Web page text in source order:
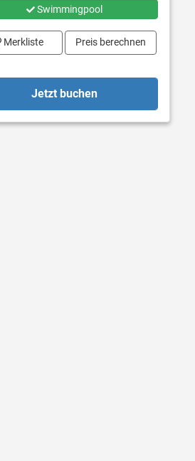
Swimmingpool
Merkliste Preis berechnen
Jetzt buchen